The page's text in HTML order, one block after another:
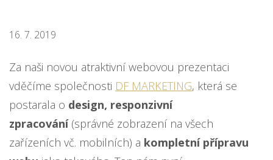
16. 7. 2019
Za naši novou atraktivní webovou prezentaci
vděčíme společnosti DF MARKETING, která se
postarala o design, responzivní
zpracování(správné zobrazení na všech
zařízeních vč. mobilních) a kompletní přípravu